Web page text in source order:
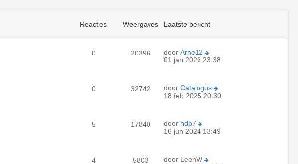
Reacties Weergaves Laatste bericht
0 20396 door Arne12
01 jan 2026 23:38
0 32742 door Catalogus
18 feb 2025 20:30
5 17840 door hdp7
16 jun 2024 13:49
4 5803 door LeenW